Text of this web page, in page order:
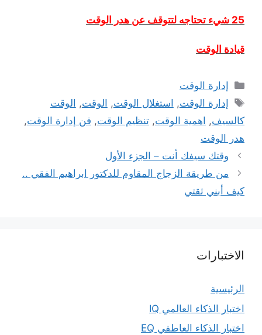
25 شيء تحتاجه لتتوقف عن هدر الوقت
قيادة الوقت
التصنيفات
إدارة الوقت
الوسوم
إدارة الوقت, استغلال الوقت, الوقت, الوقت
كالسيف, اهمية الوقت, تنظيم الوقت, فن إدارة الوقت,
هدر الوقت
ﻭﻗﺘﻚ ﺳﻴﻔﻚ ﺃﻧﺖ – الجزء الأول
من طريقة الزجاج المقاوم للدكتور ابراهيم الفقي ..
كيف أبني ثقتي
الاختبارات
الرئيسية
اختبار الذكاء العالمي IQ
اختبار الذكاء العاطفي EQ